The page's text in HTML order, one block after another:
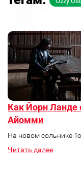
Как Йорн Ланде
Айомми
На новом сольнике
Читать далее